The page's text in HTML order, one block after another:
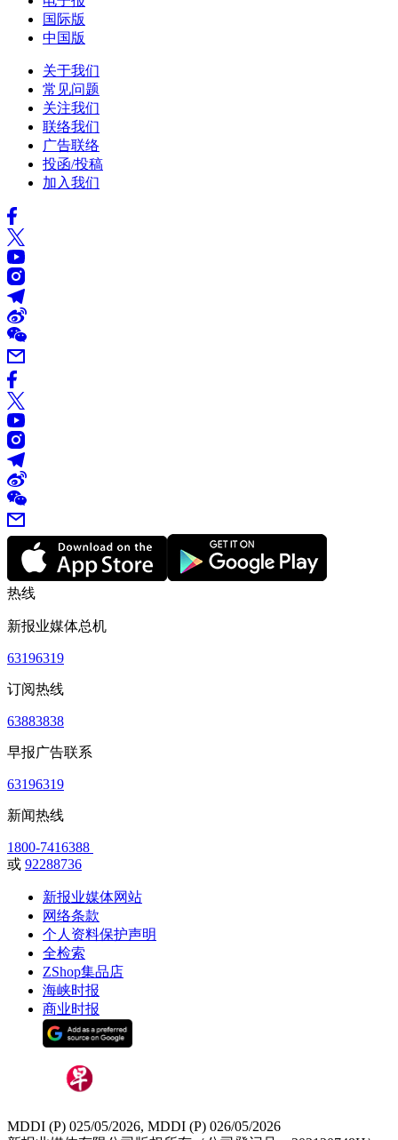
国际版
中国版
关于我们
常见问题
关注我们
联络我们
广告联络
投函/投稿
加入我们
热线
新报业媒体总机
63196319
订阅热线
63883838
早报广告联系
63196319
新闻热线
1800-7416388
或 92288736
新报业媒体网站
网络条款
个人资料保护声明
全检索
ZShop集品店
海峡时报
商业时报
MDDI (P) 025/05/2026, MDDI (P) 026/05/2026